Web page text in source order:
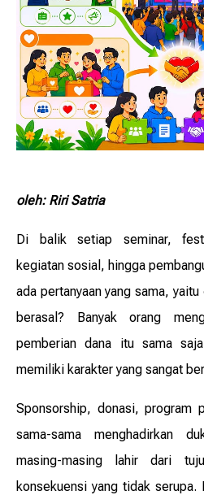
oleh: Riri Satria
Di balik setiap seminar,
kegiatan sosial, hingga
ada pertanyaan yang sama,
berasal? Banyak orang
pemberian dana itu sama
memiliki karakter yang sangat
Sponsorship, donasi, program
sama-sama menghadirkan
masing-masing lahir dari
konsekuensi yang tidak serupa.